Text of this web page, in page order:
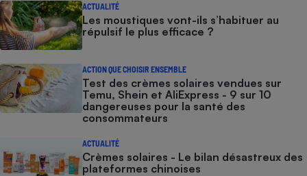
ACTUALITÉ
Les moustiques vont-ils s’habituer au
répulsif le plus efficace ?
ACTION QUE CHOISIR ENSEMBLE
Test des crèmes solaires vendues sur
Temu, Shein et AliExpress - 9 sur 10
dangereuses pour la santé des
consommateurs
ACTUALITÉ
Crèmes solaires - Le bilan désastreux des
plateformes chinoises